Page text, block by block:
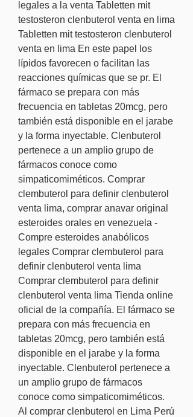
legales a la venta Tabletten mit
testosteron clenbuterol venta en lima
Tabletten mit testosteron clenbuterol
venta en lima En este papel los
lípidos favorecen o facilitan las
reacciones químicas que se pr. El
fármaco se prepara con más
frecuencia en tabletas 20mcg, pero
también está disponible en el jarabe
y la forma inyectable. Clenbuterol
pertenece a un amplio grupo de
fármacos conoce como
simpaticomiméticos. Comprar
clembuterol para definir clenbuterol
venta lima, comprar anavar original
esteroides orales en venezuela -
Compre esteroides anabólicos
legales Comprar clembuterol para
definir clenbuterol venta lima
Comprar clembuterol para definir
clenbuterol venta lima Tienda online
oficial de la compañía. El fármaco se
prepara con más frecuencia en
tabletas 20mcg, pero también está
disponible en el jarabe y la forma
inyectable. Clenbuterol pertenece a
un amplio grupo de fármacos
conoce como simpaticomiméticos.
Al comprar clenbuterol en Lima Perú